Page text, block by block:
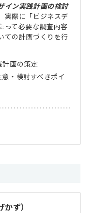
イン実践計画の検討
実際に「ビジネスデ
って必要な調査内容
ての計画づくりを行
計画の策定
・検討すべきポイ
ず）